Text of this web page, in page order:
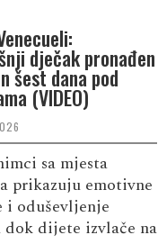
dječak pronađen
šest dana pod
(VIDEO)
sa mjesta
prikazuju emotivne
i oduševljenje
dok dijete izvlače na